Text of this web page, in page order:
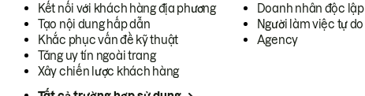
Kết nối với khách hàng địa phương
Tạo nội dung hấp dẫn
Khắc phục vấn đề kỹ thuật
Tăng uy tín ngoài trang
Xây chiến lược khách hàng
Doanh nhân độc lập
Người làm việc tự do
Agency